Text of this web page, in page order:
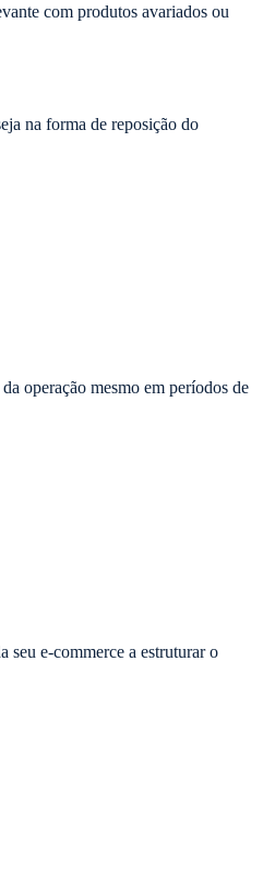
com produtos avariados ou
na forma de reposição do
operação mesmo em períodos de
seu e-commerce a estruturar o